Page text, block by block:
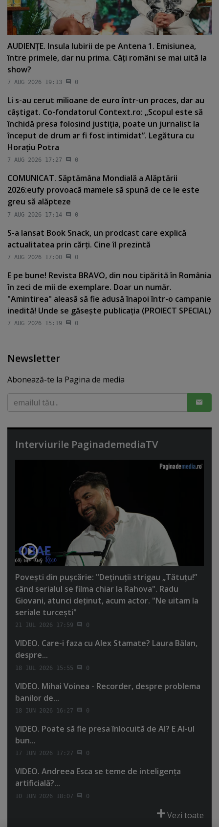
AUDIENŢE. Insula Iubirii de pe Antena 1. Emisiunea,
între primele, dar nu prima. Câţi români se mai uită la
show?
7 AUG 2026 19:13 0
Li s-au cerut milioane de euro într-un proces, dar au
câştigat. Co-fondatorul Context.ro: „Scopul este să
închidă presa folosind justiţia, poate un jurnalist la
început de drum ar fi fost intimidat”. Legătura cu
Horaţiu Potra
7 AUG 2026 17:27 0
COMUNICAT. Săptămâna Mondială a Alăptării
2026:eufy provoacă mamele să spună de ce le este
greu să alăpteze
7 AUG 2026 17:14 0
S-a lansat Book Snack, un prodcast care explică
actualitatea prin cărţi. Cine îl prezintă
7 AUG 2026 17:00 0
E pe bune! Revista BRAVO, din nou tipărită în România
în zeci de mii de exemplare. Doar un număr.
"Amintirea" aleasă să fie adusă înapoi într-o campanie
inedită! Unde se găseşte publicaţia (PROIECT SPECIAL)
7 AUG 2026 15:19 0
Newsletter
Abonează-te la Pagina de media
Interviurile PaginademediaTV
Poveşti din puşcărie: "Deţinuţii strigau „Tătuţu!”
când serialul se filma chiar la Rahova". Radu
Giovani, atunci deţinut, acum actor. "Ne uitam la
seriale turceşti"
21 IUL 2026 17:59 0
VIDEO. Care-i faza cu Alex Stamate? Laura Bălan,
despre...
18 IUL 2026 15:55 0
VIDEO. Mihai Voinea - Recorder, despre problema
banilor de...
18 IUN 2026 16:27 0
VIDEO. Poate să fie presa înlocuită de AI? E AI-ul
bun...
17 IUN 2026 17:27 0
VIDEO. Andreea Esca se teme de inteligenţa
artificială?...
10 IUN 2026 18:07 0
Vezi toate